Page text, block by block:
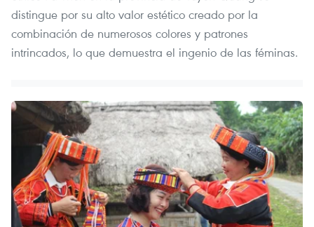
distingue por su alto valor estético creado por la
combinación de numerosos colores y patrones
intrincados, lo que demuestra el ingenio de las féminas.